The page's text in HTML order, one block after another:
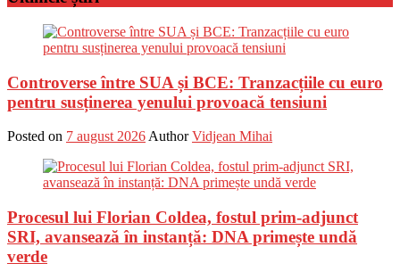
Controverse între SUA și BCE: Tranzacțiile cu euro
pentru susținerea yenului provoacă tensiuni
Posted on 7 august 2026 Author Vidjean Mihai
Procesul lui Florian Coldea, fostul prim-adjunct
SRI, avansează în instanță: DNA primește undă
verde